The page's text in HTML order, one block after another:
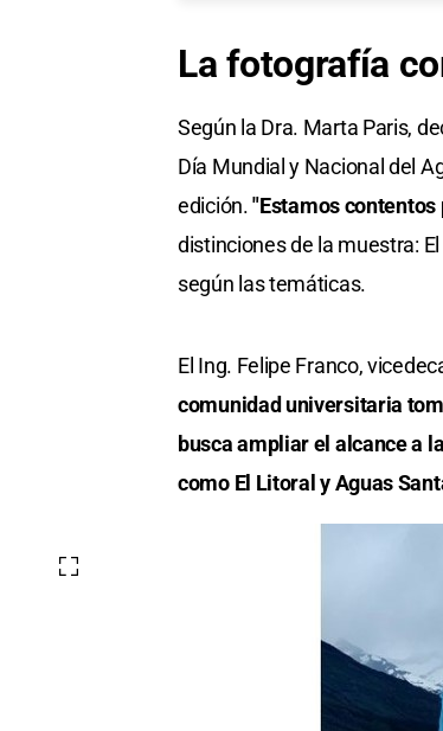
La fotografía
Según la Dra. Marta Paris,
Día Mundial y Nacional del
edición."Estamos
distinciones de la muestra:
según las temáticas.
El Ing. Felipe Franco,
comunidad universitaria
busca ampliar el alcance a
como El Litoral y Aguas